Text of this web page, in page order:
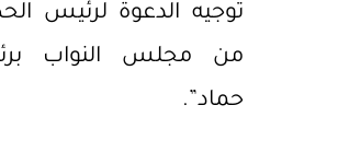
توجيه الدعوة لرئيس
من مجلس النواب
حماد”.